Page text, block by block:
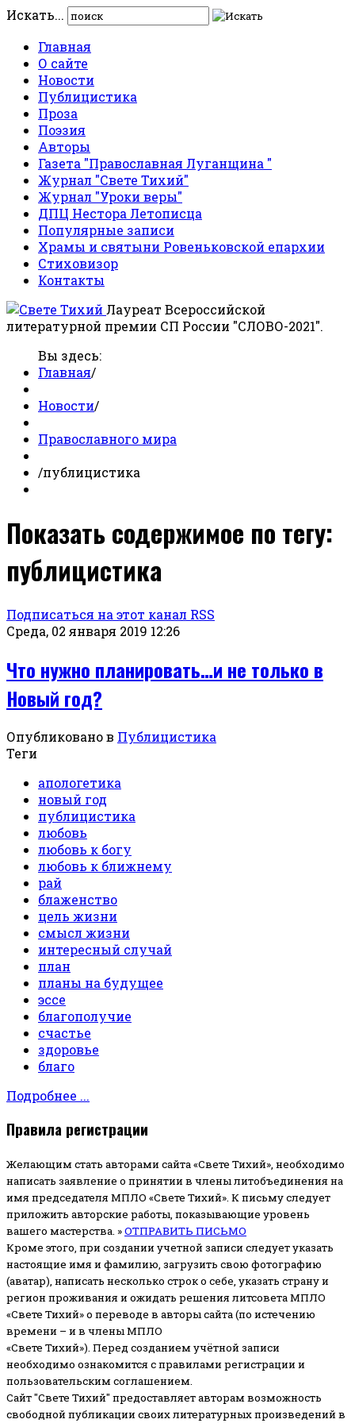
Искать...
Главная
О сайте
Новости
Публицистика
Проза
Поэзия
Авторы
Газета "Православная Луганщина "
Журнал "Свете Тихий"
Журнал "Уроки веры"
ДПЦ Нестора Летописца
Популярные записи
Храмы и святыни Ровеньковской епархии
Стиховизор
Контакты
Лауреат Всероссийской
литературной премии СП России "СЛОВО-2021".
Вы здесь:
Главная/
Новости/
Православного мира
/публицистика
Показать содержимое по тегу:
публицистика
Подписаться на этот канал RSS
Среда, 02 января 2019 12:26
Что нужно планировать…и не только в
Новый год?
Опубликовано в Публицистика
Теги
апологетика
новый год
публицистика
любовь
любовь к богу
любовь к ближнему
рай
блаженство
цель жизни
смысл жизни
интересный случай
план
планы на будущее
эссе
благополучие
счастье
здоровье
благо
Подробнее ...
Правила регистрации
Желающим стать авторами сайта «Свете Тихий», необходимо
написать заявление о принятии в члены литобъединения на
имя председателя МПЛО «Свете Тихий». К письму следует
приложить авторские работы, показывающие уровень
вашего мастерства. »ОТПРАВИТЬ ПИСЬМО
Кроме этого, при создании учетной записи следует указать
настоящие имя и фамилию, загрузить свою фотографию
(аватар), написать несколько строк о себе, указать страну и
регион проживания и ожидать решения литсовета МПЛО
«Свете Тихий» о переводе в авторы сайта (по истечению
времени – и в члены МПЛО
«Свете Тихий»). Перед созданием учётной записи
необходимо ознакомится с правилами регистрации и
пользовательским соглашением.
Сайт "Свете Тихий" предоставляет авторам возможность
свободной публикации своих литературных произведений в